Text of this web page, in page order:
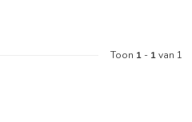
Toon 1 - 1van 1